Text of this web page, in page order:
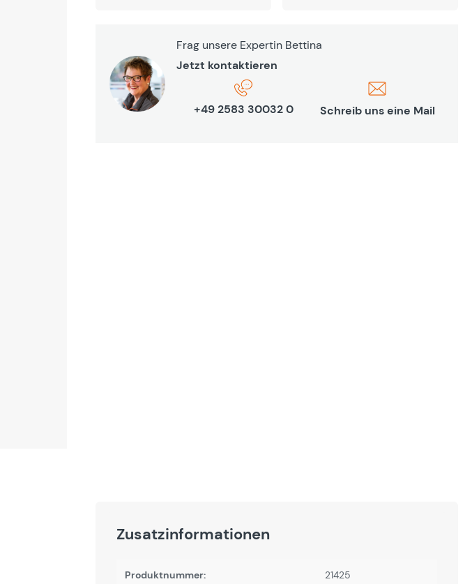
Frag unsere Expertin Bettina
Jetzt kontaktieren
+49 2583 30032 0 Schreib uns eine Mail
Zusatzinformationen
Produktnummer: 21425